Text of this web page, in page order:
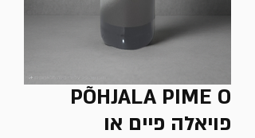
PÕHJALA PIME O
פויאלה פיים או